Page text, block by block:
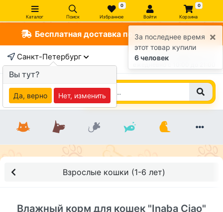
Каталог Поиск
0
Избранное Войти
0
Корзина
Бесплатная доставка по СПб от 1000 руб
Санкт-Петербург +7 (812) 363-47-17
Взрослые кошки (1-6 лет)
Влажный корм для кошек "Inaba Ciao"
×
За последнее время
этот товар купили
6 человек
Вы тут?
Да, верно Нет, изменить